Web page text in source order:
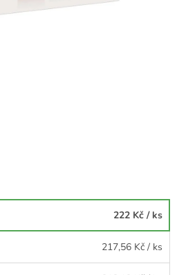
222 Kč / ks
217,56 Kč / ks